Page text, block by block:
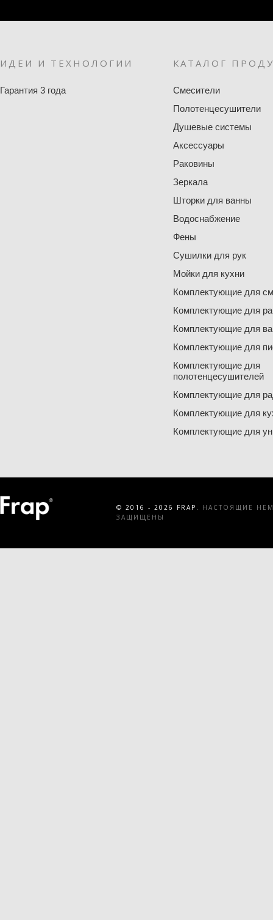
ИДЕИ И ТЕХНОЛОГИИ
Гарантия 3 года
КАТАЛОГ
Смесители
Полотенцесушители
Душевые системы
Аксессуары
Раковины
Зеркала
Шторки для ванны
Водоснабжение
Фены
Сушилки для рук
Мойки для кухни
Комплектующие для
Комплектующие для
Комплектующие для
Комплектующие для
Комплектующие для
полотенцесушителей
Комплектующие для
Комплектующие для
Комплектующие для
© 2016 - 2026 FRAP.
НАСТОЯЩИЕ
ЗАЩИЩЕНЫ